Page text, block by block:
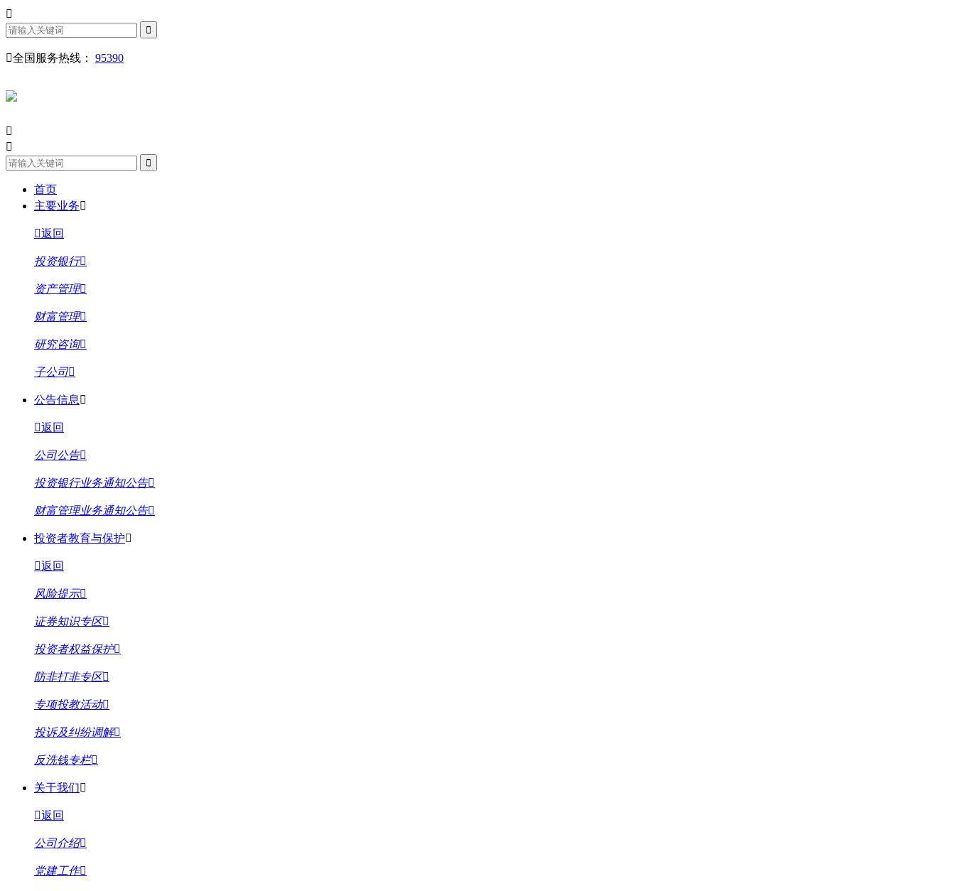
全国服务热线： 95390
首页
主要业务
返回
投资银行
资产管理
财富管理
研究咨询
子公司
公告信息
返回
公司公告
投资银行业务通知公告
财富管理业务通知公告
投资者教育与保护
返回
风险提示
证券知识专区
投资者权益保护
防非打非专区
专项投教活动
投诉及纠纷调解
反洗钱专栏
关于我们
返回
公司介绍
党建工作